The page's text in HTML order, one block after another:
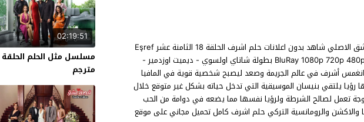
مشاهدة مسلسل حلم اشرف الحلقة 18 مترجم للعربية FHD قصة عشق الاصلي شاهد بدون اعلانات حلم اشرف الحلقة 18 الثامنة عشر Eşref
Rüya episode 18 على قناة Kanal D مباشر يوتيوب اون لان جودة BluRay 1080p 720p 480p بطولة شاتاي اولسوي - ديميت اوزدمير -
أشرف في عالم الجريمة وصعد ليصبح شخصية قوية في المافيا
رؤيا يلتقي بنيسان الموسيقية التي تدخل حياته بشكل غير متوقع خلال
تعمل لصالح الشرطة ولرؤيا نفسها مما يضعه في دوامة من الحب
والاكشن والرومانسية التركي حلم اشرف كامل تحميل مجاني على موقع
02:19:51
مترجم